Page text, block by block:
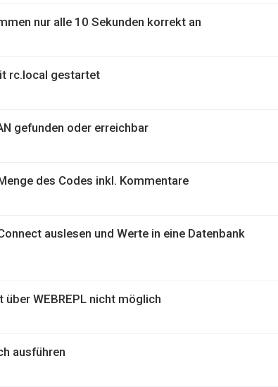
nur alle 10 Sekunden korrekt an
rc.local gestartet
gefunden oder erreichbar
des Codes inkl. Kommentare
auslesen und Werte in eine Datenbank
WEBREPL nicht möglich
ausführen